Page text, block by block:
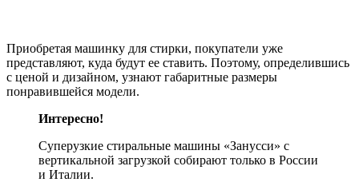
Приобретая машинку для стирки, покупатели уже
представляют, куда будут ее ставить. Поэтому, определившись
с ценой и дизайном, узнают габаритные размеры
понравившейся модели.
Интересно!
Суперузкие стиральные машины «Занусси» с
вертикальной загрузкой собирают только в России
и Италии.